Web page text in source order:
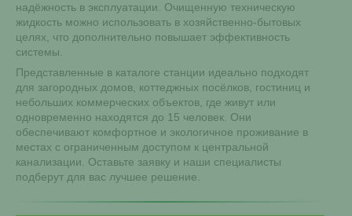
надёжность в эксплуатации. Очищенную техническую
жидкость можно использовать в хозяйственно-бытовых
целях, что дополнительно повышает эффективность
системы.
Представленные в каталоге станции идеально подходят
для загородных домов, коттеджных посёлков, гостиниц и
небольших коммерческих объектов, где живут или
одновременно находятся до 15 человек. Они
обеспечивают комфортное и экологичное проживание в
местах с ограниченным доступом к центральной
канализации. Оставьте заявку и наши специалисты
подберут для вас лучшее решение.